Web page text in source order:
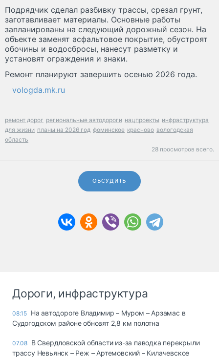
Подрядчик сделал разбивку трассы, срезал грунт,
заготавливает материалы. Основные работы
запланированы на следующий дорожный сезон. На
объекте заменят асфальтовое покрытие, обустроят
обочины и водосбросы, нанесут разметку и
установят ограждения и знаки.
Ремонт планируют завершить осенью 2026 года.
vologda.mk.ru
ремонт дорог региональные автодороги нацпроекты инфраструктура
для жизни планы на 2026 год фоминское красново вологодская
область
28 просмотров всего.
ОБСУДИТЬ
Дороги, инфраструктура
08:15 На автодороге Владимир – Муром – Арзамас в
Судогодском районе обновят 2,8 км полотна
07.08 В Свердловской области из-за паводка перекрыли
трассу Невьянск – Реж – Артемовский – Килачевское